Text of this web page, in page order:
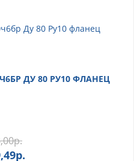
ДУ 80 РУ10 ФЛАНЕЦ
р.
р.